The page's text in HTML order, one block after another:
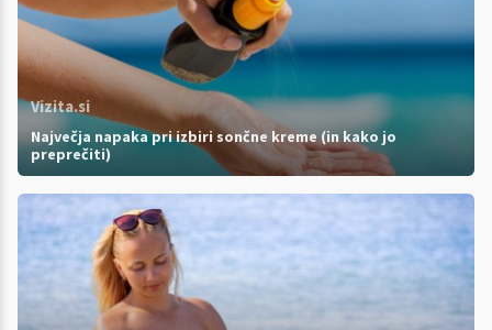
Vizita.si
Največja napaka pri izbiri sončne kreme (in kako jo
preprečiti)